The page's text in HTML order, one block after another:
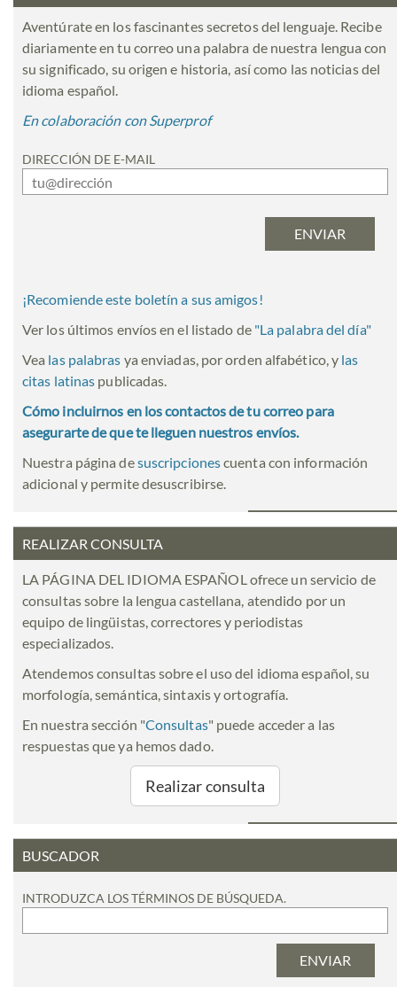
Aventúrate en los fascinantes secretos del lenguaje. Recibe
diariamente en tu correo una palabra de nuestra lengua con
su significado, su origen e historia, así como las noticias del
idioma español.
En colaboración con Superprof
DIRECCIÓN DE E-MAIL
¡Recomiende este boletín a sus amigos!
Ver los últimos envíos en el listado de "La palabra del día"
Vea las palabras ya enviadas, por orden alfabético, y las
citas latinas publicadas.
Cómo incluirnos en los contactos de tu correo para
asegurarte de que te lleguen nuestros envíos.
Nuestra página desuscripcionescuenta con información
adicional y permite desuscribirse.
REALIZAR CONSULTA
LA PÁGINA DEL IDIOMA ESPAÑOL ofrece un servicio de
consultas sobre la lengua castellana, atendido por un
equipo de lingüistas, correctores y periodistas
especializados.
Atendemos consultas sobre el uso del idioma español, su
morfología, semántica, sintaxis y ortografía.
En nuestra sección "Consultas" puede acceder a las
respuestas que ya hemos dado.
Realizar consulta
BUSCADOR
INTRODUZCA LOS TÉRMINOS DE BÚSQUEDA.